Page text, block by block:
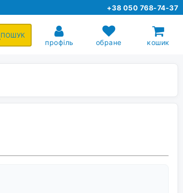
+38 050 768-74-37
ПОШУК
профіль обране кошик